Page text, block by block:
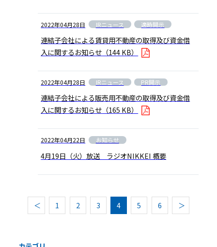
2022年04月28日 IRニュース 適時開示
連結子会社による賃貸用不動産の取得及び資金借
入に関するお知らせ （144 KB）
2022年04月28日 IRニュース PR開示
連結子会社による販売用不動産の取得及び資金借
入に関するお知らせ （165 KB）
2022年04月22日 お知らせ
4月19日（火）放送 ラジオNIKKEI 概要
＜ 1 2 3 4 5 6 ＞